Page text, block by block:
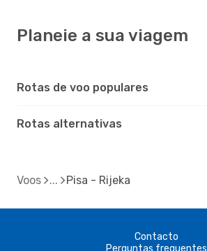
Planeie a sua viagem
Rotas de voo populares
Rotas alternativas
Voos Pisa - Rijeka
Contacto
Perguntas frequentes